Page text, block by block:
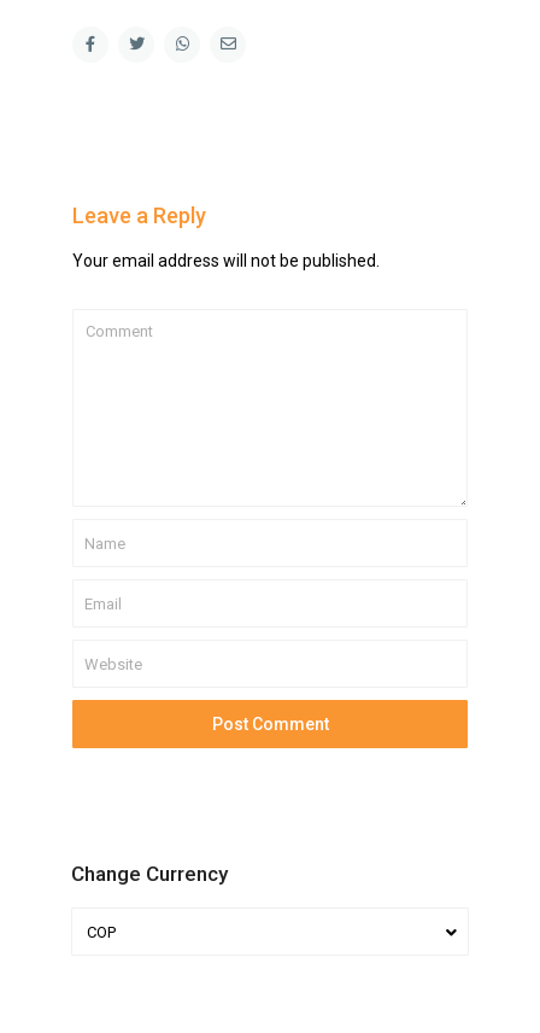
Leave a Reply
Your email address will not be published.
Change Currency
COP